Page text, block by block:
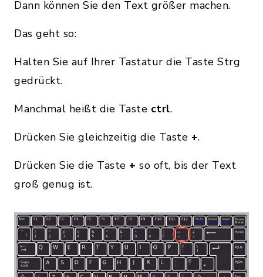
Dann können Sie den Text größer machen.
Das geht so:
Halten Sie auf Ihrer Tastatur die Taste Strg
gedrückt.
Manchmal heißt die Taste ctrl.
Drücken Sie gleichzeitig die Taste +.
Drücken Sie die Taste + so oft, bis der Text
groß genug ist.